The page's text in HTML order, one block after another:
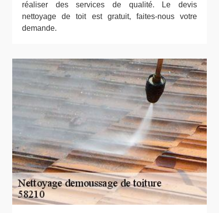
réaliser des services de qualité. Le devis
nettoyage de toit est gratuit, faites-nous votre
demande.